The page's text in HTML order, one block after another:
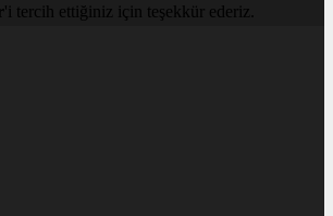
'i tercih ettiğiniz için teşekkür ederiz.